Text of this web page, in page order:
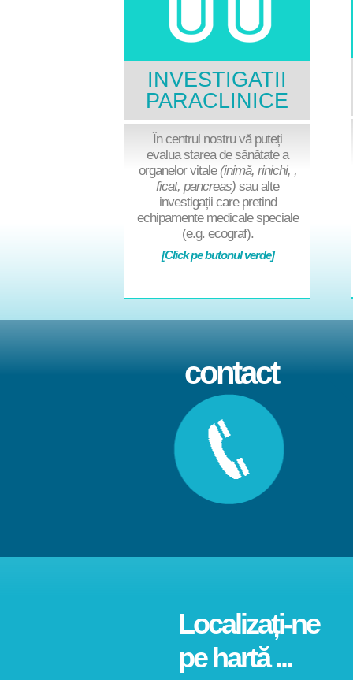
contact
Localizați-ne
pe hartă ...
INVESTIGATII
PARACLINICE
În centrul nostruvă puteți
evalua starea de sănătate a
organelor vitale (inimă, rinichi, ,
ficat, pancreas) sau alte
investigații care pretind
echipamente medicale speciale
(e.g. ecograf).
[Click pe butonul verde]